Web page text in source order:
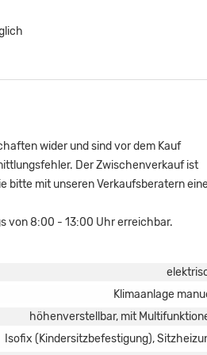
wider und sind vor dem Kauf
Der Zwischenverkauf ist
bitte mit unseren Verkaufsberatern
von 8:00 - 13:00 Uhr erreichbar.
Klimaanlage
höhenverstellbar, mit
Isofix (Kindersitzbefestigung),